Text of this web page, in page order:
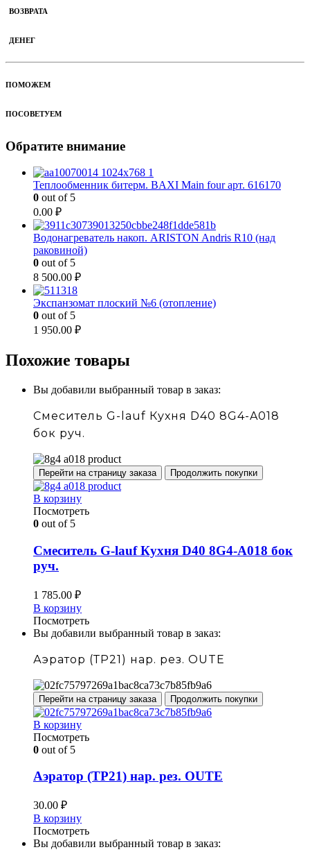
ВОЗВРАТА
ДЕНЕГ
ПОМОЖЕМ
ПОСОВЕТУЕМ
Обратите внимание
Теплообменник битерм. BAXI Main four арт. 616170
0 out of 5
0.00 ₽
Водонагреватель накоп. ARISTON Andris R10 (над
раковиной)
0 out of 5
8 500.00 ₽
Экспанзомат плоский №6 (отопление)
0 out of 5
1 950.00 ₽
Похожие товары
Вы добавили выбранный товар в заказ:
Смеситель G-lauf Кухня D40 8G4-A018
бок руч.
Перейти на страницу заказа Продолжить покупки
В корзину
Посмотреть
0 out of 5
Смеситель G-lauf Кухня D40 8G4-A018 бок
руч.
1 785.00 ₽
В корзину
Посмотреть
Вы добавили выбранный товар в заказ:
Аэратор (ТР21) нар. рез. OUTE
Перейти на страницу заказа Продолжить покупки
В корзину
Посмотреть
0 out of 5
Аэратор (ТР21) нар. рез. OUTE
30.00 ₽
В корзину
Посмотреть
Вы добавили выбранный товар в заказ: